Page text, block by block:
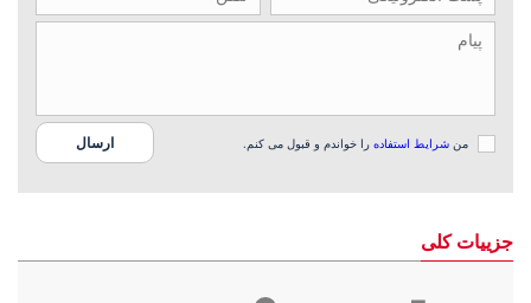
من شرایط استفاده را خواندم و قبول می کنم.
جزییات کلی